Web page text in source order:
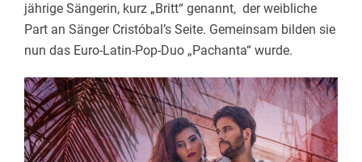
jährige Sängerin, kurz „Britt“ genannt, der weibliche
Part an Sänger Cristóbal’s Seite. Gemeinsam bilden sie
nun das Euro-Latin-Pop-Duo „Pachanta“ wurde.